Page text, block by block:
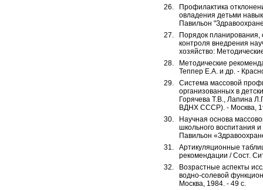
Профилактика
овладения детьми
Павильон
Порядок планирования,
контроля внедрения
хозяйство:
Методические
Теппер Е.А. и др. -
Система массовой
организованных в
Горячева Т.В., Лапина
ВДНХ СССР). - Москва,
Научная основа
школьного воспитания
Павильон
Артикуляционные
рекомендации / Сост.
Возрастные аспекты
водно-солевой
Москва, 1984. - 49 с.